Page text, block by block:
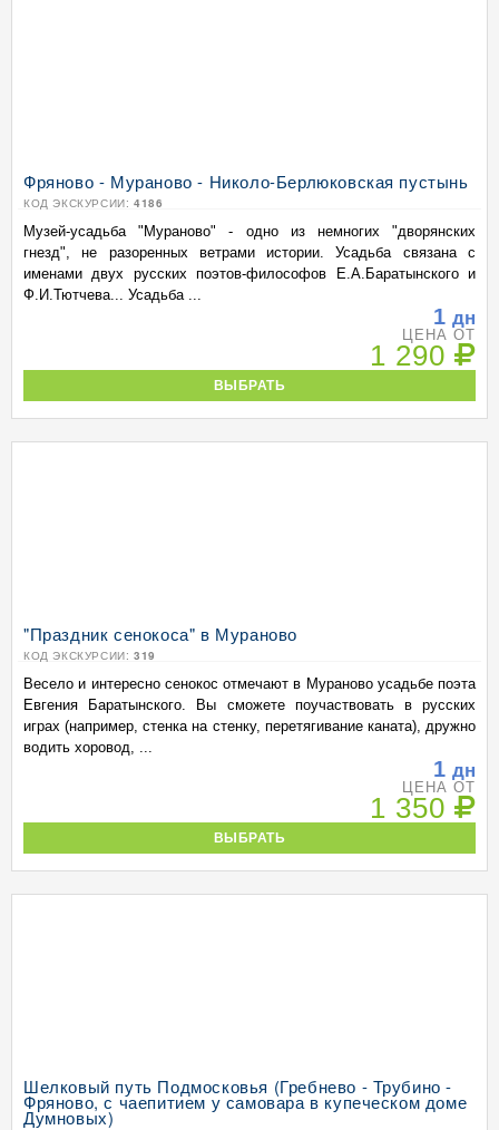
Фряново - Мураново - Николо-Берлюковская пустынь
КОД ЭКСКУРСИИ: 4186
Музей-усадьба "Мураново" - одно из немногих "дворянских
гнезд", не разоренных ветрами истории. Усадьба связана с
именами двух русских поэтов-философов Е.А.Баратынского и
Ф.И.Тютчева... Усадьба ...
1 дн
ЦЕНА ОТ
1 290
ВЫБРАТЬ
"Праздник сенокоса" в Мураново
КОД ЭКСКУРСИИ: 319
Весело и интересно сенокос отмечают в Мураново усадьбе поэта
Евгения Баратынского. Вы сможете поучаствовать в русских
играх (например, стенка на стенку, перетягивание каната), дружно
водить хоровод, ...
1 дн
ЦЕНА ОТ
1 350
ВЫБРАТЬ
Шелковый путь Подмосковья (Гребнево - Трубино -
Фряново, с чаепитием у самовара в купеческом доме
Думновых)